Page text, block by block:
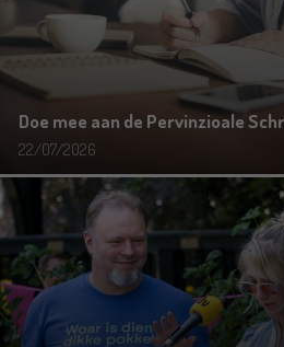
Doe mee aan de Pervinzioale
22/07/2026